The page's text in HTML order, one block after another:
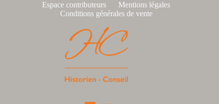
Espace contributeurs
Mentions légales
Conditions générales de vente